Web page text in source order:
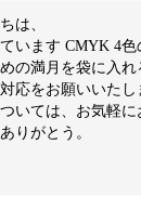
処分
ワークのフ
マット